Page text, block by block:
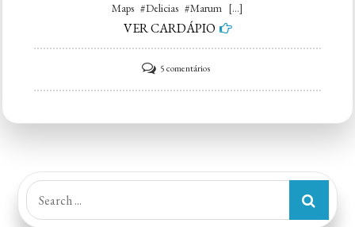
Maps #Delicias #Marum […]
VER CARDÁPIO
5 comentáriosem
Delicias
Search
for: